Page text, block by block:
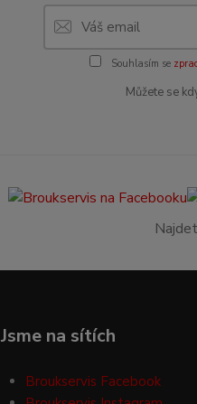
Souhlasím se
Můžete se
Jsme na sítích
Broukservis Facebook